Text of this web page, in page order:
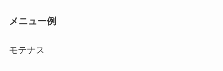
メニュー例
モテナス